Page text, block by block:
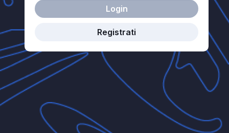
Login
Registrati